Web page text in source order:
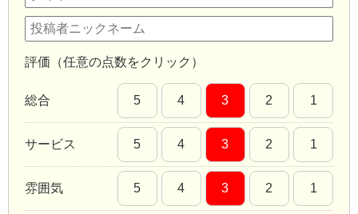
評価（任意の点数をクリック）
総合 5 4 3 2 1
サービス 5 4 3 2 1
雰囲気 5 4 3 2 1